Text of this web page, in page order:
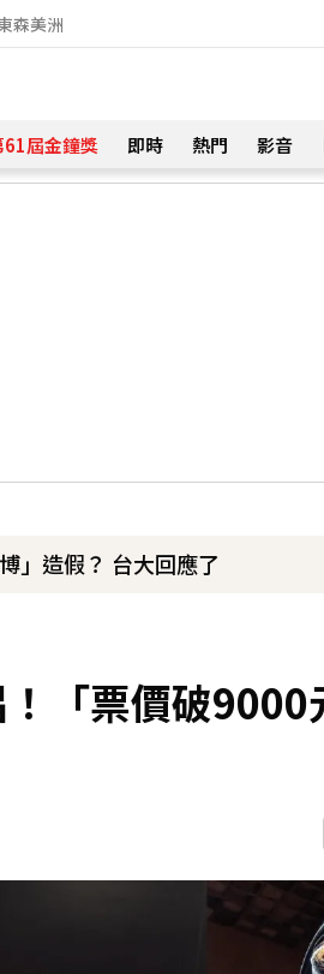
森美洲
61屆金鐘獎 即時 熱門 影音
」造假？ 台大回應了
逝 妻淚喊：永遠是我一生摯愛
「票價破